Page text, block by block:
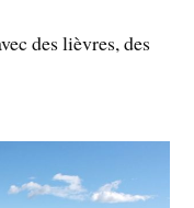
des lièvres, des